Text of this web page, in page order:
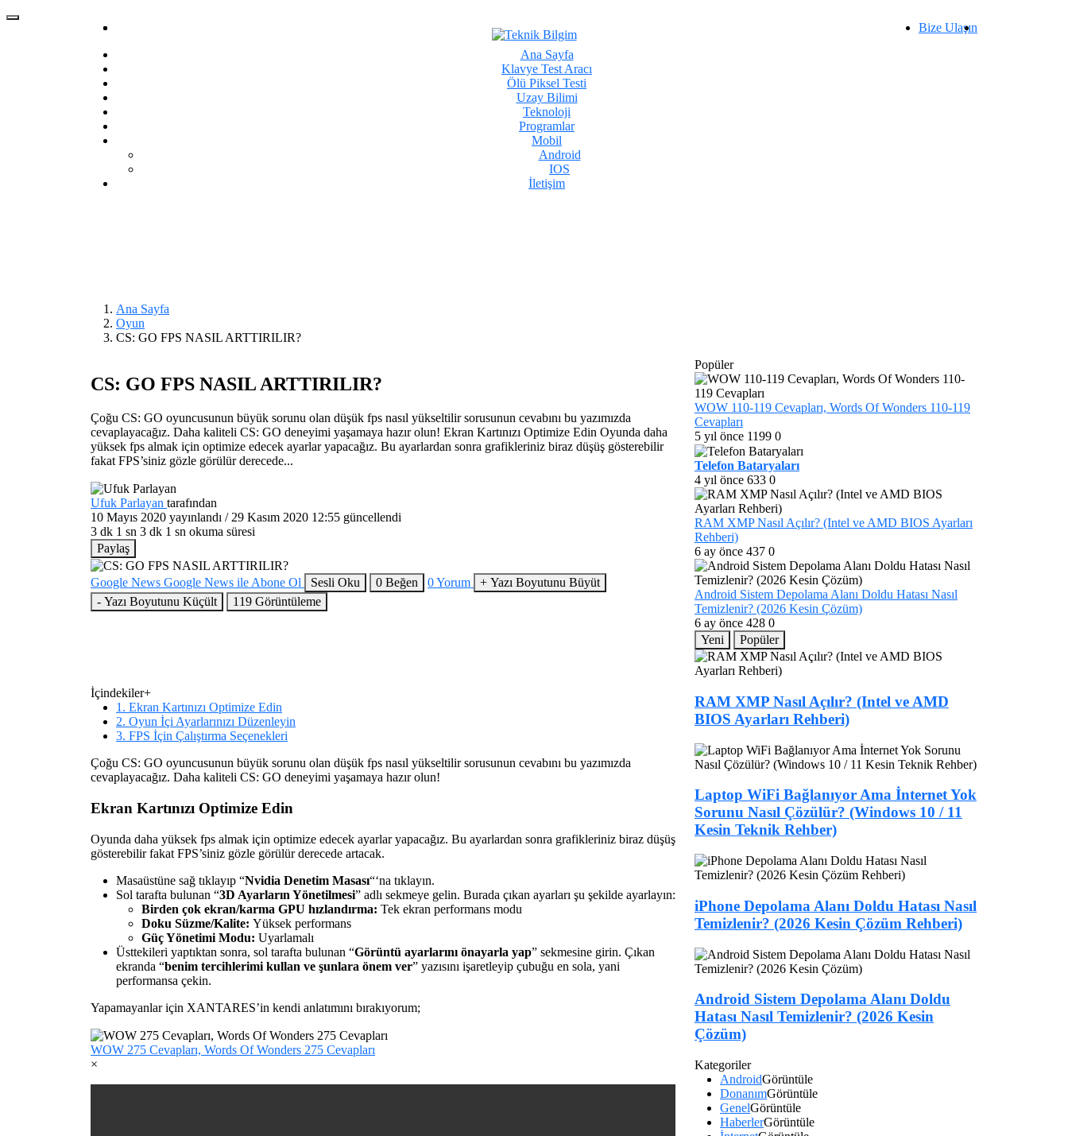
Bize Ulaşın
Ana Sayfa
Klavye Test Aracı
Ölü Piksel Testi
Uzay Bilimi
Teknoloji
Programlar
Mobil
Android
IOS
İletişim
Ana Sayfa
Oyun
CS: GO FPS NASIL ARTTIRILIR?
CS: GO FPS NASIL ARTTIRILIR?
Çoğu CS: GO oyuncusunun büyük sorunu olan düşük fps nasıl yükseltilir sorusunun cevabını bu yazımızda
cevaplayacağız. Daha kaliteli CS: GO deneyimi yaşamaya hazır olun! Ekran Kartınızı Optimize Edin Oyunda daha
yüksek fps almak için optimize edecek ayarlar yapacağız. Bu ayarlardan sonra grafikleriniz biraz düşüş gösterebilir
fakat FPS’siniz gözle görülür derecede...
Ufuk Parlayan tarafından
10 Mayıs 2020 yayınlandı / 29 Kasım 2020 12:55 güncellendi
3 dk 1 sn 3 dk 1 sn okuma süresi
Paylaş
Google News Google News ile Abone Ol Sesli Oku 0 Beğen 0Yorum + Yazı Boyutunu Büyüt
- Yazı Boyutunu Küçült 119 Görüntüleme
İçindekiler+
1. Ekran Kartınızı Optimize Edin
2. Oyun İçi Ayarlarınızı Düzenleyin
3. FPS İçin Çalıştırma Seçenekleri
Çoğu CS: GO oyuncusunun büyük sorunu olan düşük fps nasıl yükseltilir sorusunun cevabını bu yazımızda
cevaplayacağız. Daha kaliteli CS: GO deneyimi yaşamaya hazır olun!
Ekran Kartınızı Optimize Edin
Oyunda daha yüksek fps almak için optimize edecek ayarlar yapacağız. Bu ayarlardan sonra grafikleriniz biraz düşüş
gösterebilir fakat FPS’siniz gözle görülür derecede artacak.
Masaüstüne sağ tıklayıp “Nvidia Denetim Masası“‘na tıklayın.
Sol tarafta bulunan “3D Ayarların Yönetilmesi” adlı sekmeye gelin. Burada çıkan ayarları şu şekilde ayarlayın:
Birden çok ekran/karma GPU hızlandırma: Tek ekran performans modu
Doku Süzme/Kalite: Yüksek performans
Güç Yönetimi Modu: Uyarlamalı
Üsttekileri yaptıktan sonra, sol tarafta bulunan “Görüntü ayarlarını önayarla yap” sekmesine girin. Çıkan
ekranda “benim tercihlerimi kullan ve şunlara önem ver” yazısını işaretleyip çubuğu en sola, yani
performansa çekin.
Yapamayanlar için XANTARES’in kendi anlatımını bırakıyorum;
WOW 275 Cevapları, Words Of Wonders 275 Cevapları
×
Popüler
WOW 110-119 Cevapları, Words Of Wonders 110-119
Cevapları
5 yıl önce 1199 0
Telefon Bataryaları
4 yıl önce 633 0
RAM XMP Nasıl Açılır? (Intel ve AMD BIOS Ayarları
Rehberi)
6 ay önce 437 0
Android Sistem Depolama Alanı Doldu Hatası Nasıl
Temizlenir? (2026 Kesin Çözüm)
6 ay önce 428 0
Yeni
Popüler
RAM XMP Nasıl Açılır? (Intel ve AMD
BIOS Ayarları Rehberi)
Laptop WiFi Bağlanıyor Ama İnternet Yok
Sorunu Nasıl Çözülür? (Windows 10 / 11
Kesin Teknik Rehber)
iPhone Depolama Alanı Doldu Hatası Nasıl
Temizlenir? (2026 Kesin Çözüm Rehberi)
Android Sistem Depolama Alanı Doldu
Hatası Nasıl Temizlenir? (2026 Kesin
Çözüm)
Kategoriler
AndroidGörüntüle
DonanımGörüntüle
GenelGörüntüle
HaberlerGörüntüle